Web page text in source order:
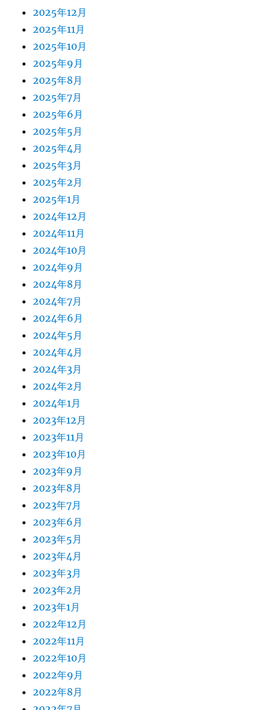
2025年12月
2025年11月
2025年10月
2025年9月
2025年8月
2025年7月
2025年6月
2025年5月
2025年4月
2025年3月
2025年2月
2025年1月
2024年12月
2024年11月
2024年10月
2024年9月
2024年8月
2024年7月
2024年6月
2024年5月
2024年4月
2024年3月
2024年2月
2024年1月
2023年12月
2023年11月
2023年10月
2023年9月
2023年8月
2023年7月
2023年6月
2023年5月
2023年4月
2023年3月
2023年2月
2023年1月
2022年12月
2022年11月
2022年10月
2022年9月
2022年8月